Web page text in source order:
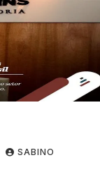
SABINO